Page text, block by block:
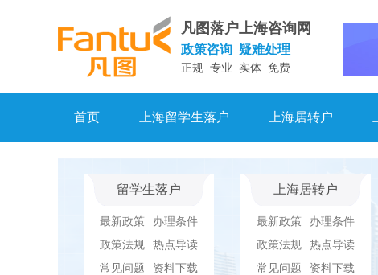
凡图落户上海咨询网
政策咨询 疑难处理
正规 专业 实体 免费
首页 上海留学生落户 上海居转户
留学生落户
最新政策
办理条件
政策法规
热点导读
常见问题
资料下载
上海居转户
最新政策
办理条件
政策法规
热点导读
常见问题
资料下载